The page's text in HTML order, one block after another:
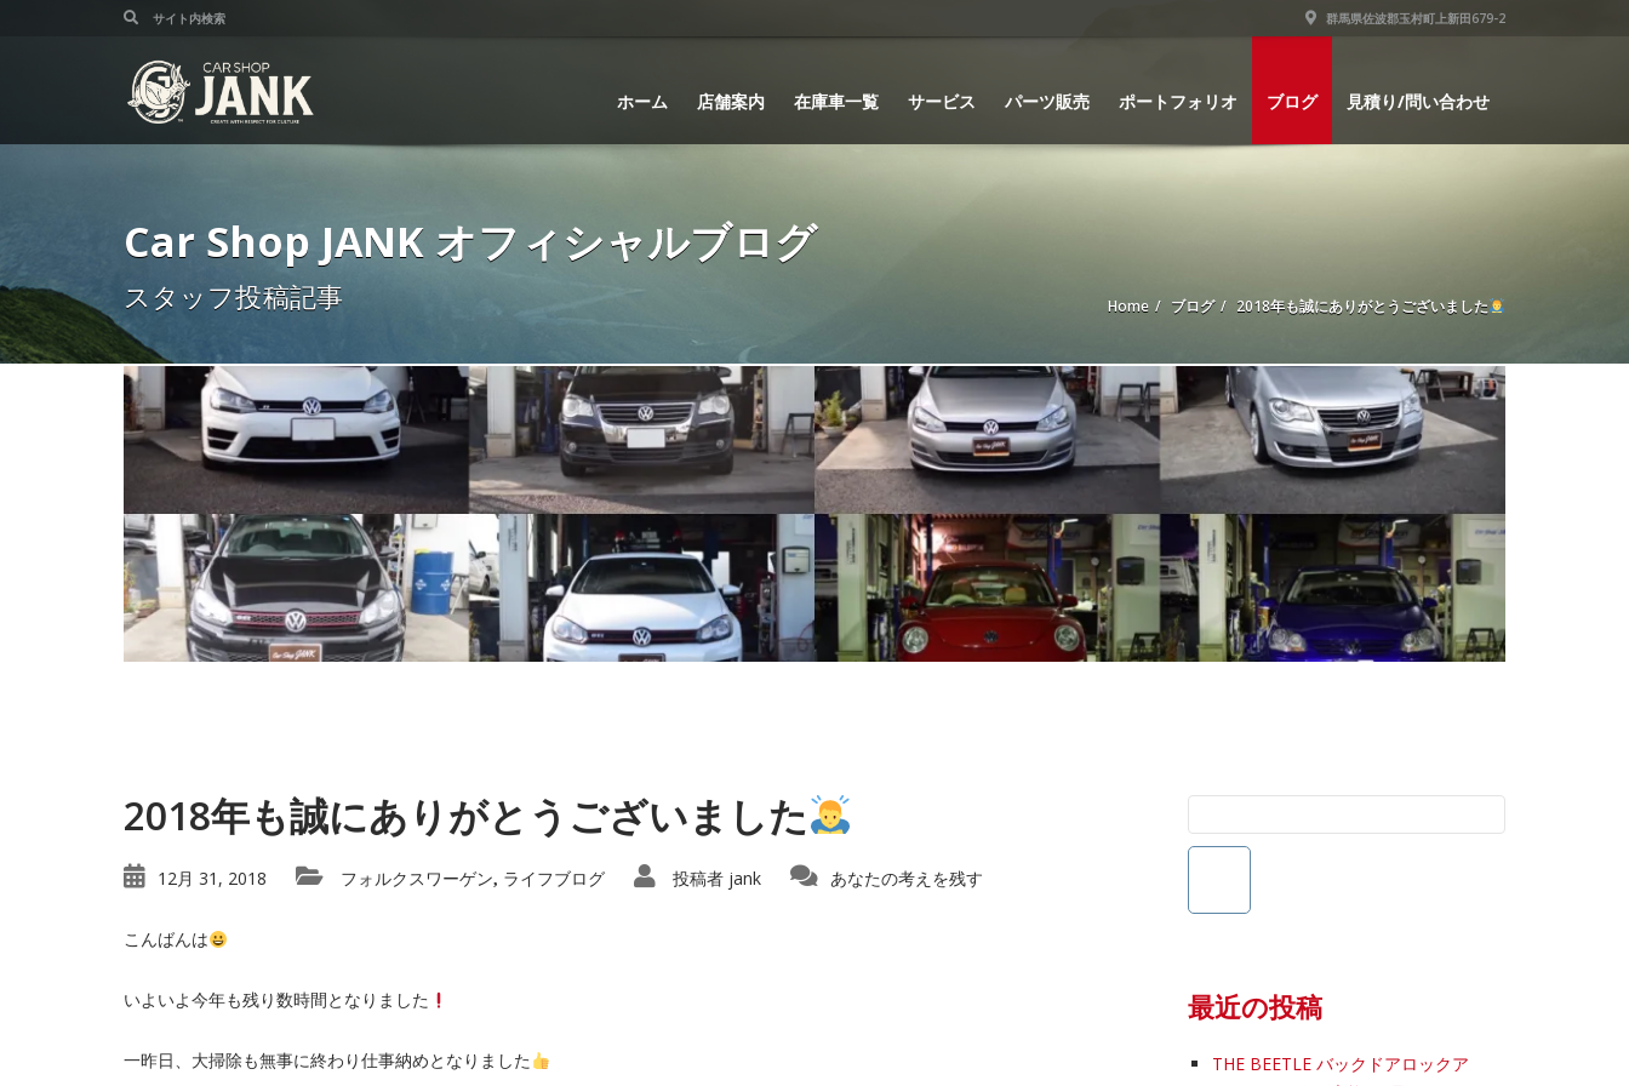
群馬県佐波郡玉村町上新田679-2
ホーム 店舗案内 在庫車一覧 サービス パーツ販売 ポートフォリオ ブログ 見積り/問い合わせ
Car Shop JANK オフィシャルブログ
スタッフ投稿記事 Home ブログ 2018年も誠にありがとうございました
2018年も誠にありがとうございました
12月 31, 2018 フォルクスワーゲン, ライフブログ 投稿者 jank あなたの考えを残す
こんばんは
いよいよ今年も残り数時間となりました
一昨日、大掃除も無事に終わり仕事納めとなりました
最近の投稿
THE BEETLE バックドアロックア